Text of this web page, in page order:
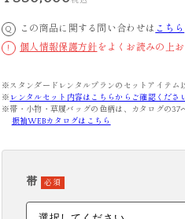
YUKATA
浴衣
Q この商品に関する問い合わせは こちら
! 個人情報保護方針をよくお読みの上
※スタンダードレンタルプランのセットアイテム
※ レンタルセット内容はこちらからご確認くださ
※帯・小物・草履バッグの色柄は、カタログの37
振袖WEBカタログはこちら
帯 必須